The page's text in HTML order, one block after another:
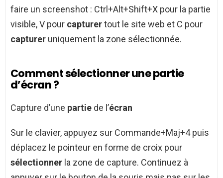
faire un screenshot : Ctrl+Alt+Shift+X pour la partie
visible, V pour capturertout le site web et C pour
capturer uniquement la zone sélectionnée.
Comment sélectionner une partie
d’écran ?
Capture d’une partie de l’écran
Sur le clavier, appuyez sur Commande+Maj+4 puis
déplacez le pointeur en forme de croix pour
sélectionner la zone de capture. Continuez à